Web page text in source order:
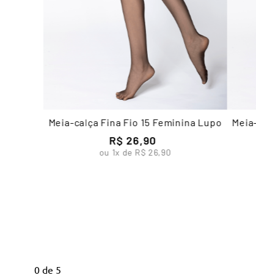
Meia-calça Fina Fio 15 Feminina Lupo
R$ 26,90
ou 1x de R$ 26,90
0 de 5